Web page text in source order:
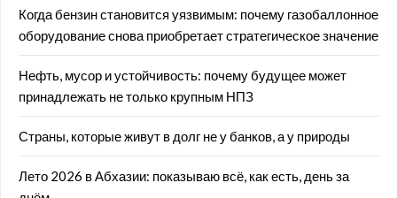
Когда бензин становится уязвимым: почему газобаллонное
оборудование снова приобретает стратегическое значение
Нефть, мусор и устойчивость: почему будущее может
принадлежать не только крупным НПЗ
Страны, которые живут в долг не у банков, а у природы
Лето 2026 в Абхазии: показываю всё, как есть, день за